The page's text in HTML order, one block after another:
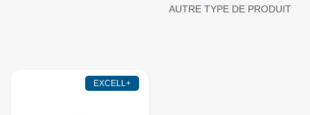
AUTRE TYPE DE PRODUIT
EXCELL+